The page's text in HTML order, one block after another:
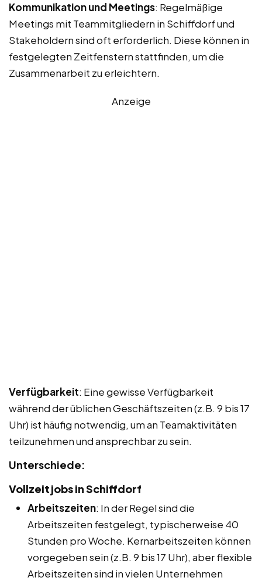
Kommunikation und Meetings: Regelmäßige
Meetings mit Teammitgliedern in Schiffdorf und
Stakeholdern sind oft erforderlich. Diese können in
festgelegten Zeitfenstern stattfinden, um die
Zusammenarbeit zu erleichtern.
Anzeige
Verfügbarkeit: Eine gewisse Verfügbarkeit
während der üblichen Geschäftszeiten (z.B. 9 bis 17
Uhr) ist häufig notwendig, um an Teamaktivitäten
teilzunehmen und ansprechbar zu sein.
Unterschiede:
Vollzeitjobs in Schiffdorf
Arbeitszeiten: In der Regel sind die
Arbeitszeiten festgelegt, typischerweise 40
Stunden pro Woche. Kernarbeitszeiten können
vorgegeben sein (z.B. 9 bis 17 Uhr), aber flexible
Arbeitszeiten sind in vielen Unternehmen